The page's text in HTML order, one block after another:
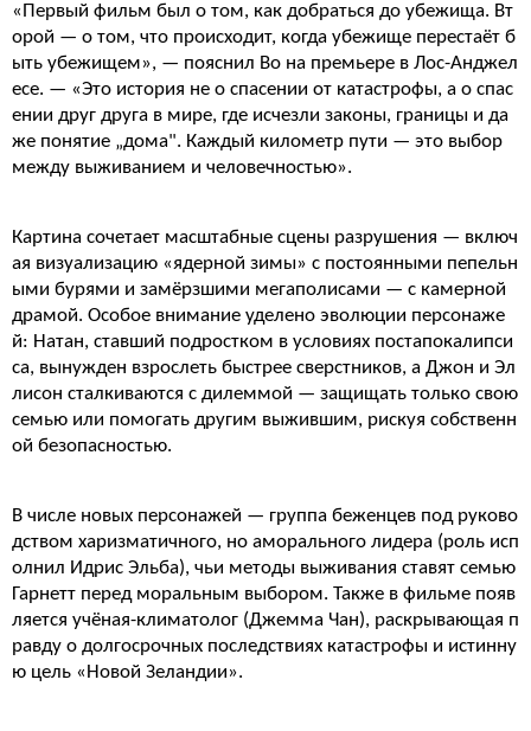
«Первый фильм был о том, как добраться до убежища. Вт
орой — о том, что происходит, когда убежище перестаёт б
ыть убежищем», — пояснил Во на премьере в Лос-Анджел
есе. — «Это история не о спасении от катастрофы, а о спас
ении друг друга в мире, где исчезли законы, границы и да
же понятие „дома". Каждый километр пути — это выбор
между выживанием и человечностью».
Картина сочетает масштабные сцены разрушения — включ
ая визуализацию «ядерной зимы» с постоянными пепельн
ыми бурями и замёрзшими мегаполисами — с камерной
драмой. Особое внимание уделено эволюции персонаже
й: Натан, ставший подростком в условиях постапокалипси
са, вынужден взрослеть быстрее сверстников, а Джон и Эл
лисон сталкиваются с дилеммой — защищать только свою
семью или помогать другим выжившим, рискуя собственн
ой безопасностью.
В числе новых персонажей — группа беженцев под руково
дством харизматичного, но аморального лидера (роль исп
олнил Идрис Эльба), чьи методы выживания ставят семью
Гарнетт перед моральным выбором. Также в фильме появ
ляется учёная-климатолог (Джемма Чан), раскрывающая п
равду о долгосрочных последствиях катастрофы и истинну
ю цель «Новой Зеландии».